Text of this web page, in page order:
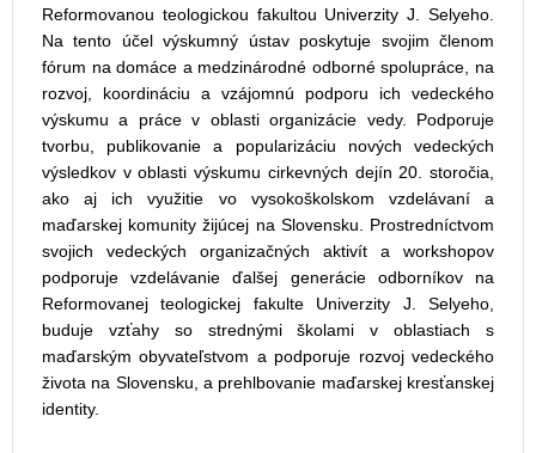
Reformovanou teologickou fakultou Univerzity J. Selyeho.
Na tento účel výskumný ústav poskytuje svojim členom
fórum na domáce a medzinárodné odborné spolupráce, na
rozvoj, koordináciu a vzájomnú podporu ich vedeckého
výskumu a práce v oblasti organizácie vedy. Podporuje
tvorbu, publikovanie a popularizáciu nových vedeckých
výsledkov v oblasti výskumu cirkevných dejín 20. storočia,
ako aj ich využitie vo vysokoškolskom vzdelávaní a
maďarskej komunity žijúcej na Slovensku. Prostredníctvom
svojich vedeckých organizačných aktivít a workshopov
podporuje vzdelávanie ďalšej generácie odborníkov na
Reformovanej teologickej fakulte Univerzity J. Selyeho,
buduje vzťahy so strednými školami v oblastiach s
maďarským obyvateľstvom a podporuje rozvoj vedeckého
života na Slovensku, a prehlbovanie maďarskej kresťanskej
identity.